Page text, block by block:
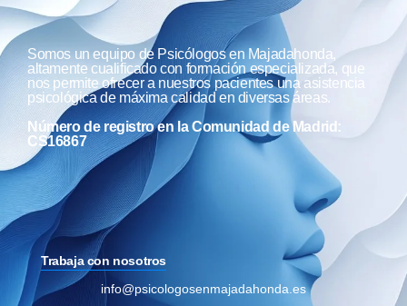
Somos un equipo de Psicólogos en Majadahonda,
altamente cualificado con formación especializada, que
nos permite ofrecer a nuestros pacientes una asistencia
psicológica de máxima calidad en diversas áreas.
Número de registro en la Comunidad de Madrid:
CS16867
Trabaja con nosotros
info@psicologosenmajadahonda.es